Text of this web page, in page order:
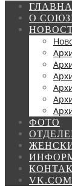
О
ФОТО
VK.COM